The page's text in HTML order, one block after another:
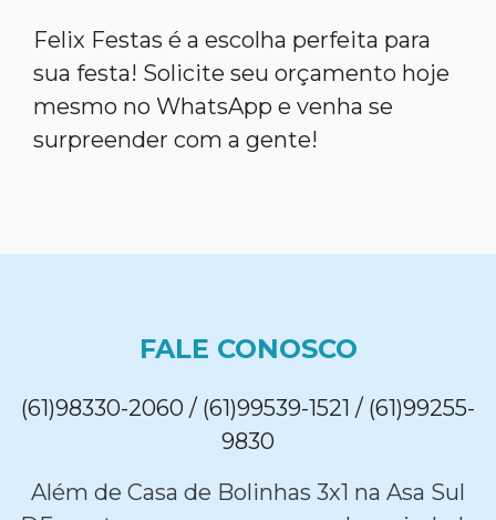
Felix Festas é a escolha perfeita para
sua festa! Solicite seu orçamento hoje
mesmo no WhatsApp e venha se
surpreender com a gente!
FALE CONOSCO
(61)98330-2060 / (61)99539-1521 / (61)99255-
9830
Além de Casa de Bolinhas 3x1 na Asa Sul